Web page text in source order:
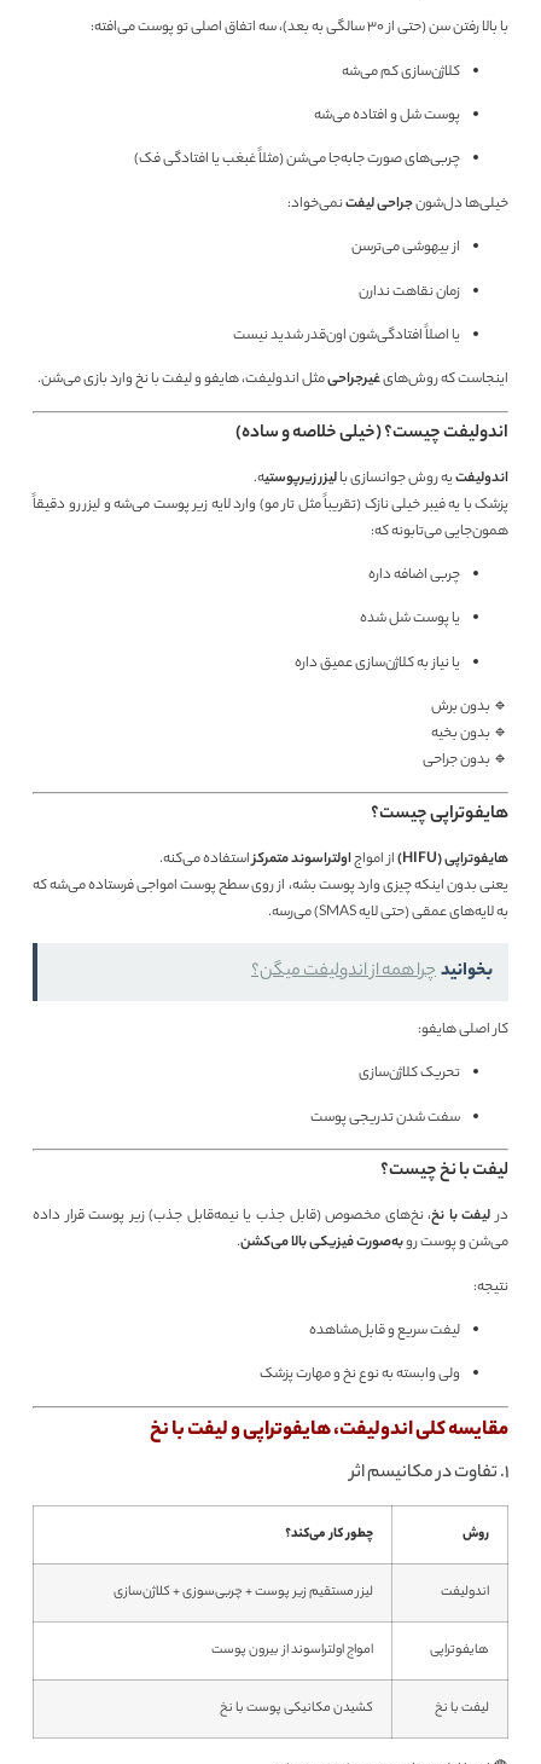
با بالا رفتن سن (حتی از ۳۰ سالگی به بعد)، سه اتفاق اصلی تو پوست می‌افته:
کلاژن‌سازی کم می‌شه
پوست شل و افتاده می‌شه
چربی‌های صورت جابه‌جا می‌شن (مثلاً غبغب یا افتادگی فک)
خیلی‌ها دل‌شونجراحی لیفتنمی‌خواد:
از بیهوشی می‌ترسن
زمان نقاهت ندارن
یا اصلاً افتادگی‌شون اون‌قدر شدید نیست
اینجاست که روش‌هایغیرجراحیمثل اندولیفت، هایفو و لیفت با نخ وارد بازی می‌شن.
اندولیفت چیست؟ (خیلی خلاصه و ساده)
اندولیفتیه روش جوانسازی بالیزر زیرپوستیه.
پزشک با یه فیبر خیلی نازک (تقریباً مثل تار مو) وارد لایه زیر پوست می‌شه و لیزر رو دقیقاً
همون‌جایی می‌تابونه که:
چربی اضافه داره
یا پوست شل شده
یا نیاز به کلاژن‌سازی عمیق داره
🔹 بدون برش
🔹 بدون بخیه
🔹 بدون جراحی
هایفوتراپی چیست؟
هایفوتراپی (HIFU) از امواجاولتراسوند متمرکزاستفاده می‌کنه.
یعنی بدون اینکه چیزی وارد پوست بشه، از روی سطح پوست امواجی فرستاده می‌شه که
به لایه‌های عمقی (حتی لایه SMAS) می‌رسه.
بخوانیدچرا همه از اندولیفت میگن؟
کار اصلی هایفو:
تحریک کلاژن‌سازی
سفت شدن تدریجی پوست
لیفت با نخ چیست؟
درلیفت با نخ، نخ‌های مخصوص (قابل جذب یا نیمه‌قابل جذب) زیر پوست قرار داده
می‌شن و پوست روبه‌صورت فیزیکی بالا می‌کشن.
نتیجه:
لیفت سریع و قابل‌مشاهده
ولی وابسته به نوع نخ و مهارت پزشک
مقایسه کلی اندولیفت، هایفوتراپی و لیفت با نخ
1. تفاوت در مکانیسم اثر
روش چطور کار می‌کند؟
اندولیفت لیزر مستقیم زیر پوست + چربی‌سوزی + کلاژن‌سازی
هایفوتراپی امواج اولتراسوند از بیرون پوست
لیفت با نخ کشیدن مکانیکی پوست با نخ